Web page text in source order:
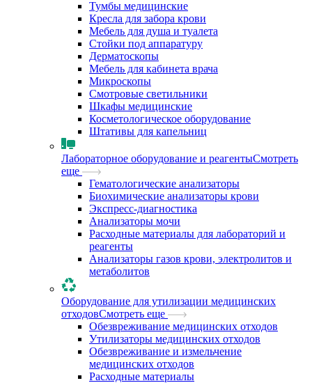
Тумбы медицинские
Кресла для забора крови
Мебель для душа и туалета
Стойки под аппаратуру
Дерматоскопы
Мебель для кабинета врача
Микроскопы
Смотровые светильники
Шкафы медицинские
Косметологическое оборудование
Штативы для капельниц
Лабораторное оборудование и реагентыСмотреть
еще
Гематологические анализаторы
Биохимические анализаторы крови
Экспресс-диагностика
Анализаторы мочи
Расходные материалы для лабораторий и
реагенты
Анализаторы газов крови, электролитов и
метаболитов
Оборудование для утилизации медицинских
отходовСмотреть еще
Обезвреживание медицинских отходов
Утилизаторы медицинских отходов
Обезвреживание и измельчение
медицинских отходов
Расходные материалы